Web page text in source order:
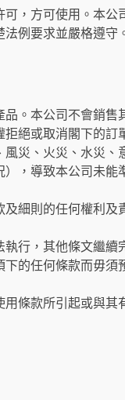
，方可使用。本
例要求並嚴格遵
。本公司不會銷
絕或取消閣下的訂
災、火災、水災、
，導致本公司未
細則的任何權利
行，其他條文繼續
的任何條款而毋須
條款所引起或與其